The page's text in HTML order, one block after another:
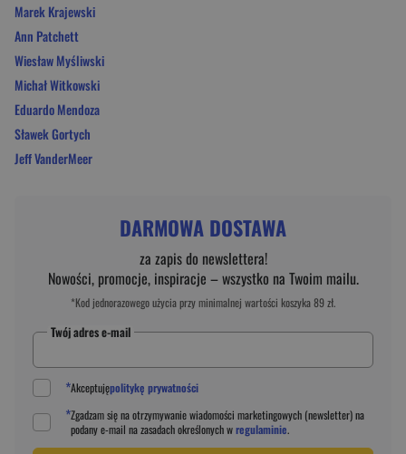
Marek Krajewski
Ann Patchett
Wiesław Myśliwski
Michał Witkowski
Eduardo Mendoza
Sławek Gortych
Jeff VanderMeer
DARMOWA DOSTAWA
za zapis do newslettera!
Nowości, promocje, inspiracje – wszystko na Twoim mailu.
*Kod jednorazowego użycia przy minimalnej wartości koszyka 89 zł.
Twój adres e-mail
*Akceptujępolitykę prywatności
*Zgadzam się na otrzymywanie wiadomości marketingowych (newsletter) na
podanye-mail na zasadach określonych wregulaminie.